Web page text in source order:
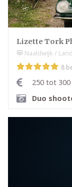
Lizette Tork
Naaldwijk /
8
250 tot 300
Duo